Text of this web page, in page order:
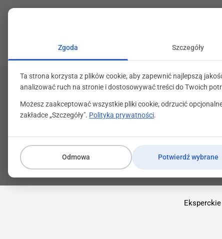
Zgoda Szczegóły
Ta strona korzysta z plików cookie, aby zapewnić najlepszą
analizować ruch na stronie i dostosowywać treści do Twoich
Możesz zaakceptować wszystkie pliki cookie, odrzucić
zakładce „Szczegóły". Polityka prywatności.
Odmowa Potwierdź wybrane